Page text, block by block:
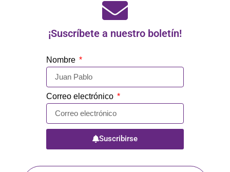
¡Suscríbete a nuestro boletín!
Nombre
Correo electrónico
Suscribirse